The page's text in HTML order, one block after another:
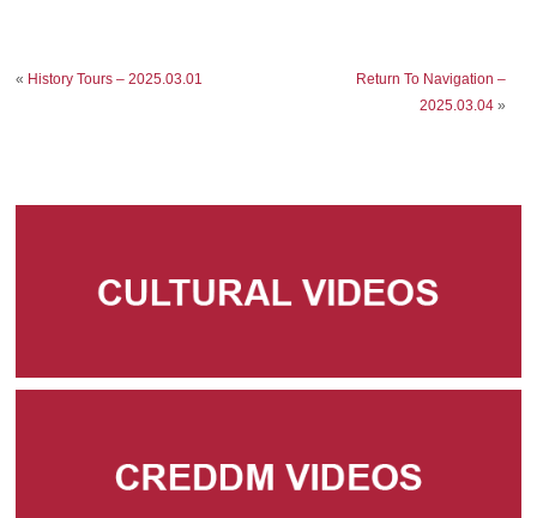
« History Tours – 2025.03.01
Return To Navigation –
2025.03.04»